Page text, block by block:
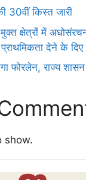
30वीं किस्त जारी
क्षेत्रों में
देने के दिए
फोरलेन, राज्य
show.